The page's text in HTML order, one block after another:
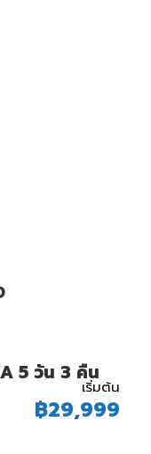
5 วัน 3 คืน
เริ่มต้น
฿29,999